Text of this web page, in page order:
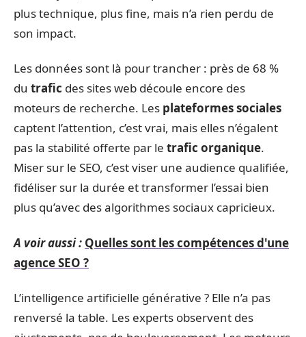
plus technique, plus fine, mais n’a rien perdu de
son impact.
Les données sont là pour trancher : près de 68 %
du trafic des sites web découle encore des
moteurs de recherche. Les plateformes sociales
captent l’attention, c’est vrai, mais elles n’égalent
pas la stabilité offerte par le trafic organique.
Miser sur le SEO, c’est viser une audience qualifiée,
fidéliser sur la durée et transformer l’essai bien
plus qu’avec des algorithmes sociaux capricieux.
A voir aussi : Quelles sont les compétences d'une
agence SEO ?
L’intelligence artificielle générative ? Elle n’a pas
renversé la table. Les experts observent des